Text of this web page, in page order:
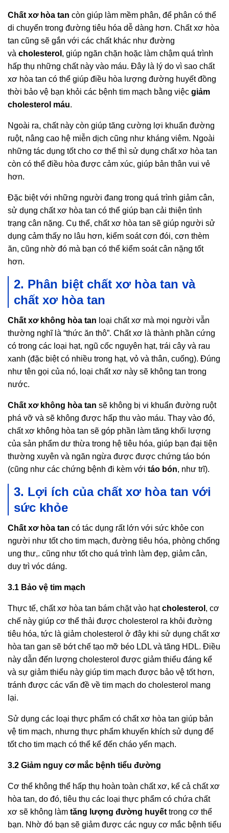
Chất xơ hòa tan còn giúp làm mềm phân, để phân có thể
di chuyển trong đường tiêu hóa dễ dàng hơn. Chất xơ hòa
tan cũng sẽ gắn với các chất khác như đường
và cholesterol , giúp ngăn chặn hoặc làm chậm quá trình
hấp thụ những chất này vào máu. Đây là lý do vì sao chất
xơ hòa tan có thể giúp điều hòa lượng đường huyết đồng
thời bảo vệ bạn khỏi các bệnh tim mạch bằng việc giảm
cholesterol máu.
Ngoài ra, chất này còn giúp tăng cường lợi khuẩn đường
ruột, nâng cao hệ miễn dịch cũng như kháng viêm. Ngoài
những tác dụng tốt cho cơ thể thì sử dụng chất xơ hòa tan
còn có thể điều hòa được cảm xúc, giúp bản thân vui vẻ
hơn.
Đặc biệt với những người đang trong quá trình giảm cân,
sử dụng chất xơ hòa tan có thể giúp bạn cải thiện tình
trạng cân nặng. Cụ thể, chất xơ hòa tan sẽ giúp người sử
dụng cảm thấy no lâu hơn, kiểm soát cơn đói, cơn thèm
ăn, cũng nhờ đó mà bạn có thể kiểm soát cân nặng tốt
hơn.
2. Phân biệt chất xơ hòa tan và
chất xơ hòa tan
Chất xơ không hòa tan loại chất xơ mà mọi người vẫn
thường nghĩ là “thức ăn thô”. Chất xơ là thành phần cứng
có trong các loại hạt, ngũ cốc nguyên hạt, trái cây và rau
xanh (đặc biệt có nhiều trong hạt, vỏ và thân, cuống). Đúng
như tên gọi của nó, loại chất xơ này sẽ không tan trong
nước.
Chất xơ không hòa tan sẽ không bị vi khuẩn đường ruột
phá vỡ và sẽ không được hấp thu vào máu. Thay vào đó,
chất xơ không hòa tan sẽ góp phần làm tăng khối lượng
của sản phẩm dư thừa trong hệ tiêu hóa, giúp bạn đại tiện
thường xuyên và ngăn ngừa được được chứng táo bón
(cũng như các chứng bệnh đi kèm với táo bón, như trĩ).
3. Lợi ích của chất xơ hòa tan với
sức khỏe
Chất xơ hòa tan có tác dụng rất lớn với sức khỏe con
người như tốt cho tim mạch, đường tiêu hóa, phòng chống
ung thư,. cũng như tốt cho quá trình làm đẹp, giảm cân,
duy trì vóc dáng.
3.1 Bảo vệ tim mạch
Thực tế, chất xơ hòa tan bám chặt vào hạtcholesterol , cơ
chế này giúp cơ thể thải được cholesterol ra khỏi đường
tiêu hóa, tức là giảm cholesterol ở đây khi sử dụng chất xơ
hòa tan gan sẽ bớt chế tạo mỡ béo LDL và tăng HDL. Điều
này dẫn đến lượng cholesterol được giảm thiểu đáng kể
và sự giảm thiểu này giúp tim mạch được bảo vệ tốt hơn,
tránh được các vấn đề về tim mạch do cholesterol mang
lại.
Sử dụng các loại thực phẩm có chất xơ hòa tan giúp bản
vệ tim mạch, nhưng thực phẩm khuyến khích sử dụng để
tốt cho tim mạch có thể kể đến cháo yến mạch.
3.2 Giảm nguy cơ mắc bệnh tiểu đường
Cơ thể không thể hấp thụ hoàn toàn chất xơ, kể cả chất xơ
hòa tan, do đó, tiêu thụ các loại thực phẩm có chứa chất
xơ sẽ không làm tăng lượng đường huyết trong cơ thể
bạn. Nhờ đó bạn sẽ giảm được các nguy cơ mắc bệnh tiểu